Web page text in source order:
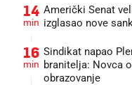
14
min
Američki Senat
izglasao nove
16
min
Sindikat napao
branitelja: Novca
obrazovanje